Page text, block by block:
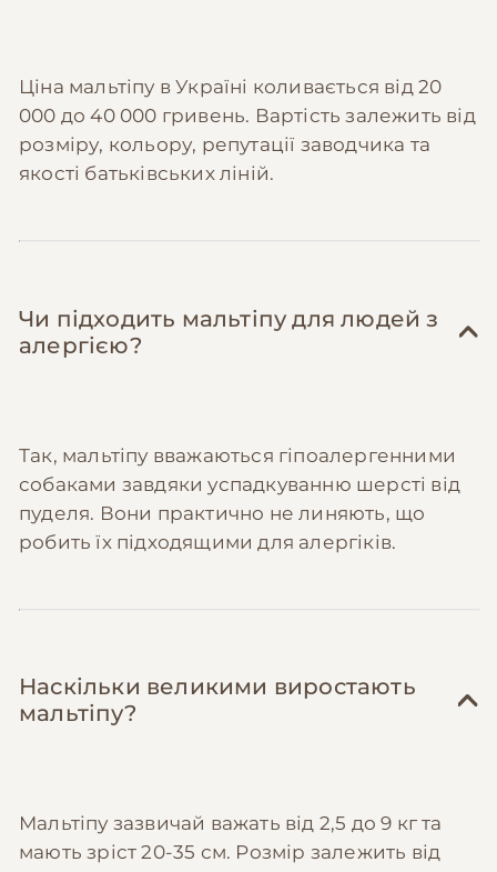
Ціна мальтіпу в Україні коливається від 20
000 до 40 000 гривень. Вартість залежить від
розміру, кольору, репутації заводчика та
якості батьківських ліній.
Чи підходить мальтіпу для людей з
алергією?
Так, мальтіпу вважаються гіпоалергенними
собаками завдяки успадкуванню шерсті від
пуделя. Вони практично не линяють, що
робить їх підходящими для алергіків.
Наскільки великими виростають
мальтіпу?
Мальтіпу зазвичай важать від 2,5 до 9 кг та
мають зріст 20-35 см. Розмір залежить від